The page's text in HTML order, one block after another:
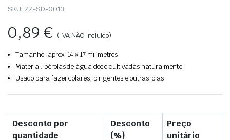
SKU: ZZ-SD-0013
0,89€ (IVA NÃO incluído)
Tamanho: aprox. 14 x 17 milímetros
Material: pérolas de água doce cultivadas naturalmente
Usado para fazer colares, pingentes e outras joias
Desconto por
quantidade
Desconto
(%)
Preço
unitário